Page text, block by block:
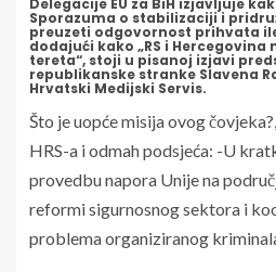
Delegacije EU za BiH izjavljuje
Sporazuma o stabilizaciji i
preuzeti odgovornost prihvata
dodajući kako „RS i
tereta“, stoji u pisanoj izjavi
republikanske stranke Slavena
Hrvatski Medijski Servis.
Što je uopće misija ovog
HRS-a i odmah podsjeća: -U
provedbu napora Unije na
reformi sigurnosnog sektora i
problema organiziranog